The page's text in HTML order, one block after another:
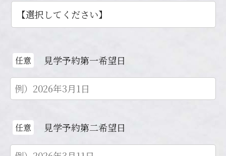
任意 見学予約第一希望日
任意 見学予約第二希望日